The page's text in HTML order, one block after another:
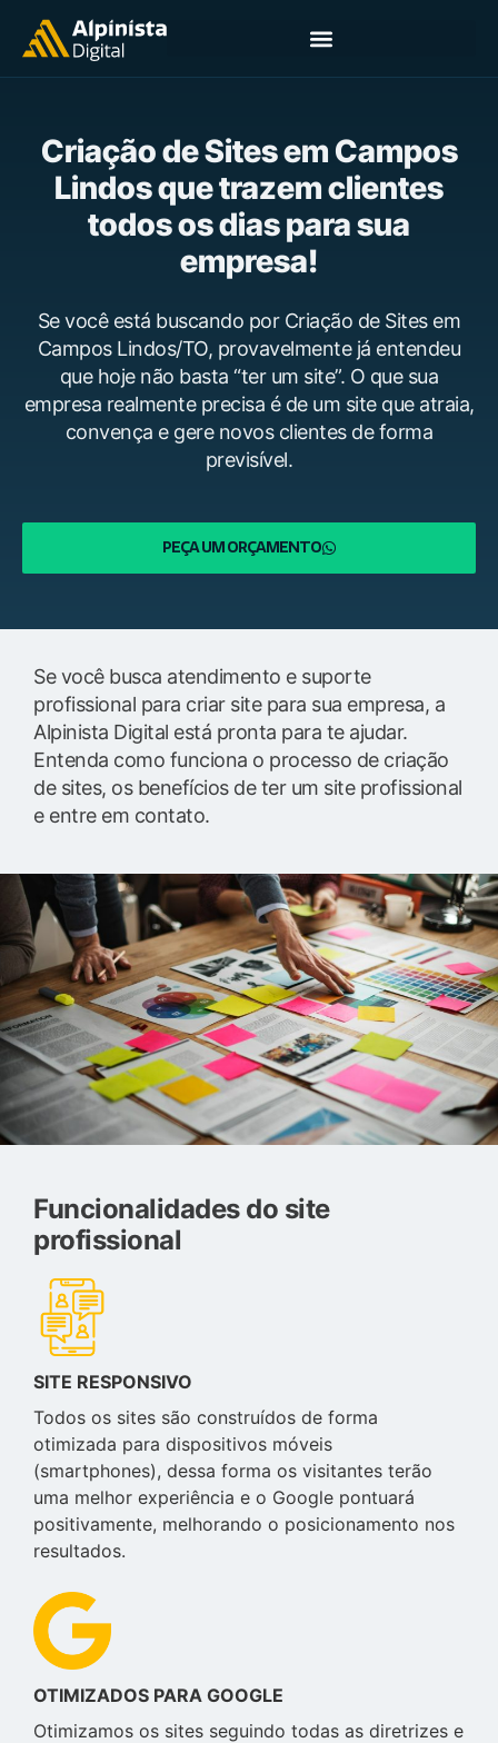
Criação de Sites em Campos
Lindos que trazem clientes
todos os dias para sua
empresa!
Se você está buscando por Criação de Sites em
Campos Lindos/TO, provavelmente já entendeu
que hoje não basta “ter um site”. O que sua
empresa realmente precisa é de um site que atraia,
convença e gere novos clientes de forma
previsível.
PEÇA UM ORÇAMENTO
Se você busca atendimento e suporte
profissional para criar site para sua empresa, a
Alpinista Digital está pronta para te ajudar.
Entenda como funciona o processo de criação
de sites, os benefícios de ter um site profissional
e entre em contato.
Funcionalidades do site
profissional
SITE RESPONSIVO
Todos os sites são construídos de forma
otimizada para dispositivos móveis
(smartphones), dessa forma os visitantes terão
uma melhor experiência e o Google pontuará
positivamente, melhorando o posicionamento nos
resultados.
OTIMIZADOS PARA GOOGLE
Otimizamos os sites seguindo todas as diretrizes e